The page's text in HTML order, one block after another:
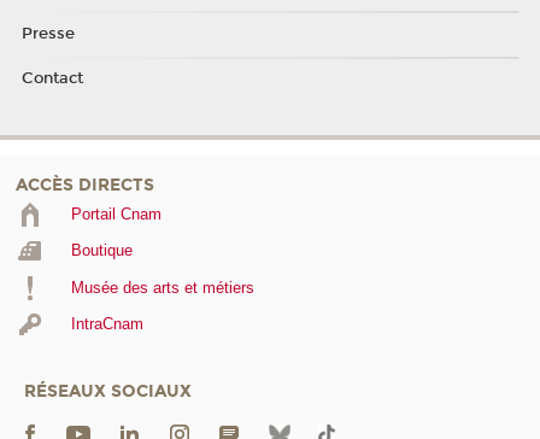
Presse
Contact
ACCÈS DIRECTS
Portail Cnam
Boutique
Musée des arts et métiers
IntraCnam
RÉSEAUX SOCIAUX